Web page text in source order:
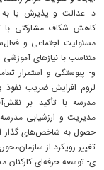
د- عدالت و پذیرش یا
کاهش شکاف مشارکتی با
مسئولیت اجتماعی و
متناسب با نیازهای آموزشی
و- پیوستگی و استمرار
لزوم افزایش ضریب نفوذ
مدرسه با تأکید بر
مدیریت و ارزشیابی
حصول به شاخص‌های گذار از
تغییر رویکرد از
ی- توسعه حرفه‌ای کارکنان